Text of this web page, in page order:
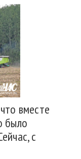
вместе
было
с